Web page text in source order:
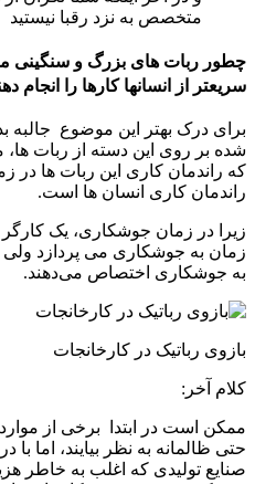
متخصص به نزد رقبا نیستید
چطور ربات های بزرگ و سنگینی
سریعتر از انسانها کارها را انجام
برای درک بهتر این موضوع جالبه
شده بر روی این دسته از ربات ها،
راندمان کاری انسان ها است.
به جوشکاری اختصاص می‌دهند.
بازوی رباتیک در کارخانجات
کلام آخر:
ممکن است در ابتدا برخی از
حتی ظالمانه به نظر بیایند، اما
صنایع تولیدی که اغلب به خاطر